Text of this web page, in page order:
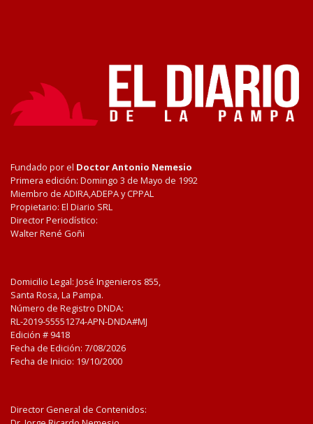
Fundado por el Doctor Antonio Nemesio
Primera edición: Domingo 3 de Mayo de 1992
Miembro de ADIRA,ADEPA y CPPAL
Propietario: El Diario SRL
Director Periodístico:
Walter René Goñi
Domicilio Legal: José Ingenieros 855,
Santa Rosa, La Pampa.
Número de Registro DNDA:
RL-2019-55551274-APN-DNDA#MJ
Edición # 9418
Fecha de Edición: 7/08/2026
Fecha de Inicio: 19/10/2000
Director General de Contenidos: